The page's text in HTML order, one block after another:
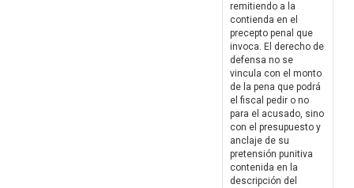
remitiendo a la
contienda en el
precepto penal que
invoca. El derecho de
defensa no se
vincula con el monto
de la pena que podrá
el fiscal pedir o no
para el acusado, sino
con el presupuesto y
anclaje de su
pretensión punitiva
contenida en la
descripción del